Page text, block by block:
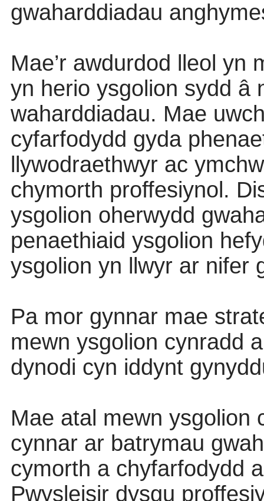
gwaharddiadau
Mae’r awdurdod lleol yn
yn herio ysgolion sydd â
waharddiadau. Mae
cyfarfodydd gyda
llywodraethwyr ac
chymorth proffesiynol.
ysgolion oherwydd
penaethiaid ysgolion
ysgolion yn llwyr ar nifer
Pa mor gynnar mae
mewn ysgolion cynradd
dynodi cyn iddynt
Mae atal mewn ysgolion
cynnar ar batrymau
cymorth a chyfarfodydd
Pwysleisir dysgu